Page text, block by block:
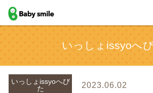
baby smile
いっしょissyoへ
いっしょissyoへび
た
2023.06.02